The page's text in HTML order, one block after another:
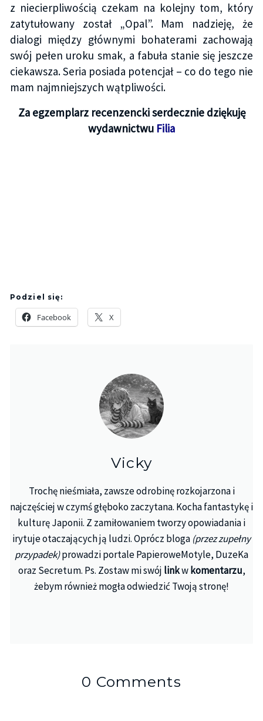
z niecierpliwością czekam na kolejny tom, który
zatytułowany został „Opal”. Mam nadzieję, że
dialogi między głównymi bohaterami zachowają
swój pełen uroku smak, a fabuła stanie się jeszcze
ciekawsza. Seria posiada potencjał – co do tego nie
mam najmniejszych wątpliwości.
Za egzemplarz recenzencki serdecznie dziękuję
wydawnictwu Filia
Podziel się:
Facebook X
Vicky
Trochę nieśmiała, zawsze odrobinę rozkojarzona i
najczęściej w czymś głęboko zaczytana. Kocha fantastykę i
kulturę Japonii. Z zamiłowaniem tworzy opowiadania i
irytuje otaczających ją ludzi. Oprócz bloga (przez zupełny
przypadek)prowadzi portale PapieroweMotyle, DuzeKa
oraz Secretum. Ps. Zostaw mi swój linkwkomentarzu,
żebym również mogła odwiedzić Twoją stronę!
0 Comments